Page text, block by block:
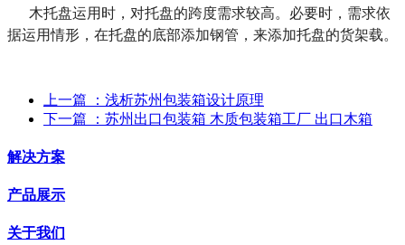
木托盘运用时，对托盘的跨度需求较高。必要时，需求依
据运用情形，在托盘的底部添加钢管，来添加托盘的货架载。
上一篇
：浅析苏州包装箱设计原理
下一篇
：苏州出口包装箱 木质包装箱工厂 出口木箱
解决方案
产品展示
关于我们